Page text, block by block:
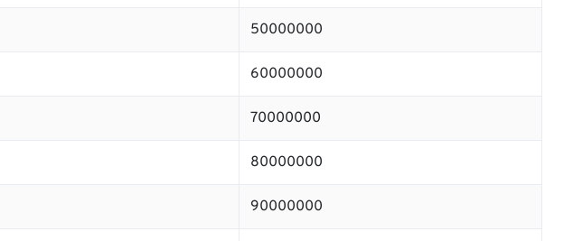
50000000
60000000
70000000
80000000
90000000